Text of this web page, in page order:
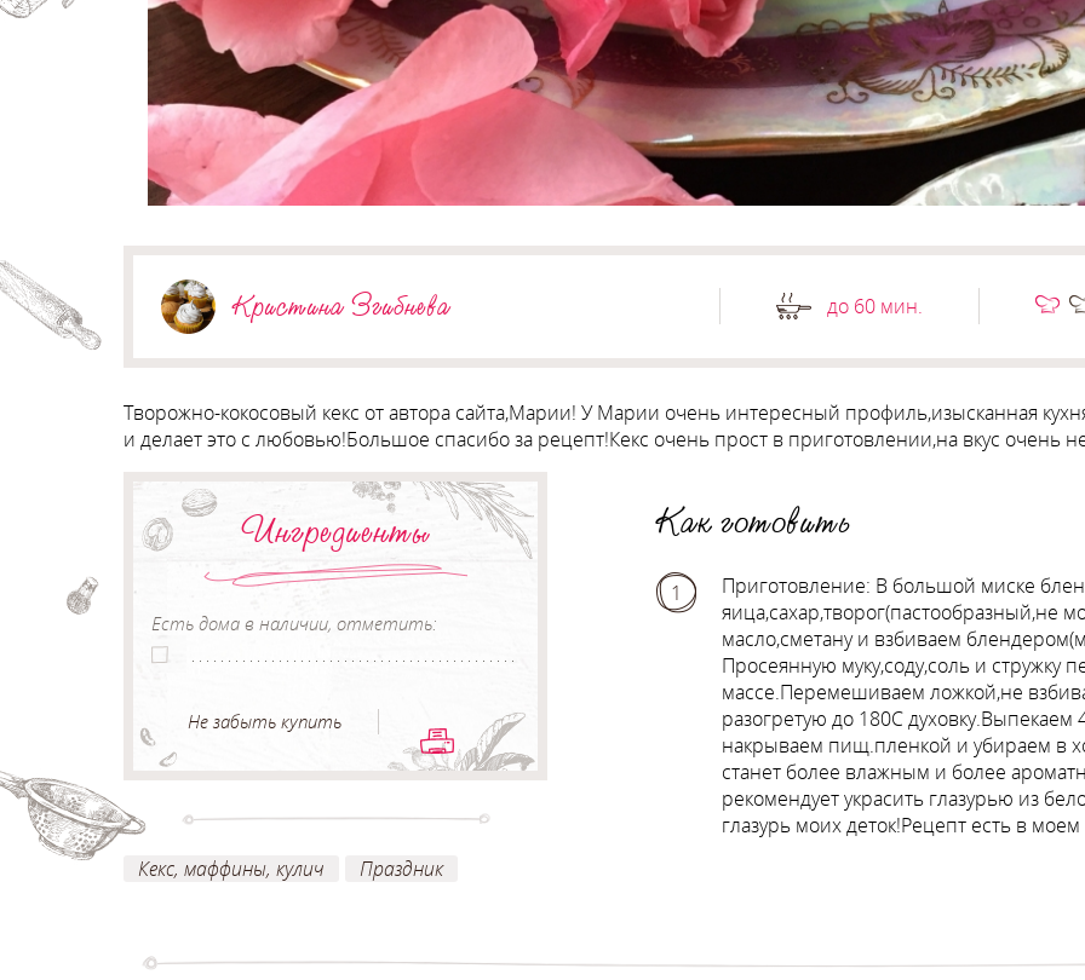
Кристина Згибнева до 60 мин.
Творожно-кокосовый кекс от автора сайта,Марии! У Марии очень интересный профиль,изысканная
и делает это с любовью!Большое спасибо за рецепт!Кекс очень прост в приготовлении,на вкус очень
Ингредиенты
Есть дома в наличии, отметить:
Не забыть купить
Кекс, маффины, кулич Праздник
Как готовить
1
Приготовление: В большой миске
яица,сахар,творог(пастообразный,не
масло,сметану и взбиваем
Просеянную муку,соду,соль и
массе.Перемешиваем ложкой,не
разогретую до 180С
накрываем пищ.пленкой и убираем в
станет более влажным и более
рекомендует украсить глазурью из
глазурь моих деток!Рецепт есть в